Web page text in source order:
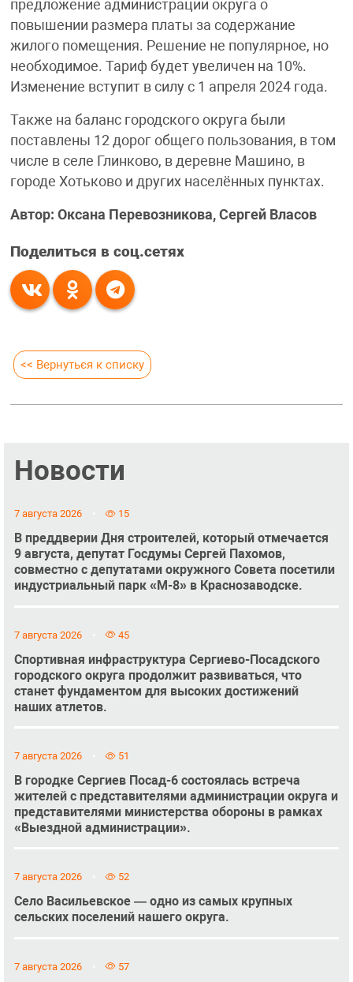
предложение администрации округа о
повышении размера платы за содержание
жилого помещения. Решение не популярное, но
необходимое. Тариф будет увеличен на 10%.
Изменение вступит в силу с 1 апреля 2024 года.
Также на баланс городского округа были
поставлены 12 дорог общего пользования, в том
числе в селе Глинково, в деревне Машино, в
городе Хотьково и других населённых пунктах.
Автор: Оксана Перевозникова, Сергей Власов
Поделиться в соц.сетях
<< Вернуться к списку
Новости
7 августа 2026 15
В преддверии Дня строителей, который отмечается
9 августа, депутат Госдумы Сергей Пахомов,
совместно с депутатами окружного Совета посетили
индустриальный парк «М-8» в Краснозаводске.
7 августа 2026 45
Спортивная инфраструктура Сергиево-Посадского
городского округа продолжит развиваться, что
станет фундаментом для высоких достижений
наших атлетов.
7 августа 2026 51
В городке Сергиев Посад-6 состоялась встреча
жителей с представителями администрации округа и
представителями министерства обороны в рамках
«Выездной администрации».
7 августа 2026 52
Село Васильевское — одно из самых крупных
сельских поселений нашего округа.
7 августа 2026 57